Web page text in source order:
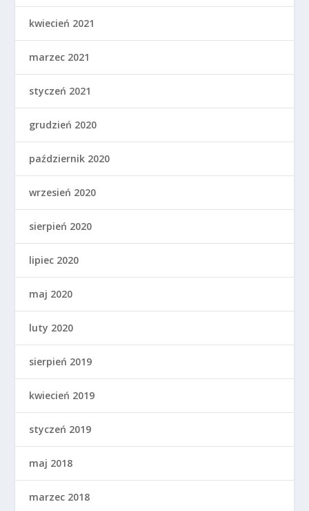
kwiecień 2021
marzec 2021
styczeń 2021
grudzień 2020
październik 2020
wrzesień 2020
sierpień 2020
lipiec 2020
maj 2020
luty 2020
sierpień 2019
kwiecień 2019
styczeń 2019
maj 2018
marzec 2018